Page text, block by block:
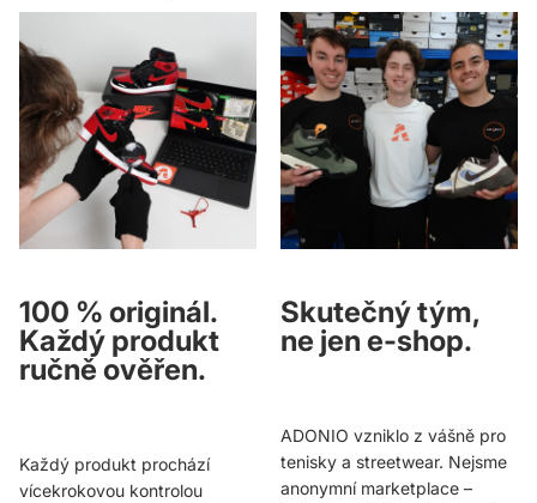
100 % originál.
Každý produkt
ručně ověřen.
Každý produkt prochází
vícekrokovou kontrolou
Skutečný tým,
ne jen e-shop.
ADONIO vzniklo z vášně pro
tenisky a streetwear. Nejsme
anonymní marketplace –